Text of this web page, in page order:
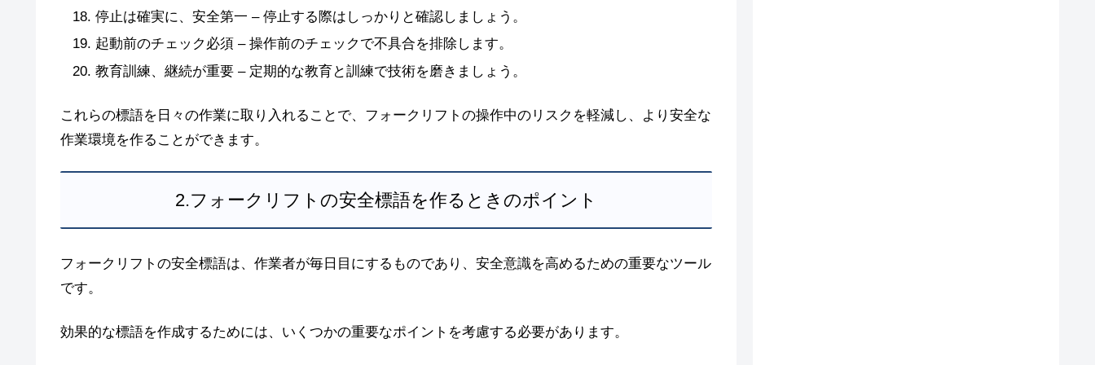
停止は確実に、安全第一 – 停止する際はしっかりと確認しましょう。
起動前のチェック必須 – 操作前のチェックで不具合を排除します。
教育訓練、継続が重要 – 定期的な教育と訓練で技術を磨きましょう。
これらの標語を日々の作業に取り入れることで、フォークリフトの操作中のリスクを軽減し、より安全な
作業環境を作ることができます。
2.フォークリフトの安全標語を作るときのポイント
フォークリフトの安全標語は、作業者が毎日目にするものであり、安全意識を高めるための重要なツール
です。
効果的な標語を作成するためには、いくつかの重要なポイントを考慮する必要があります。